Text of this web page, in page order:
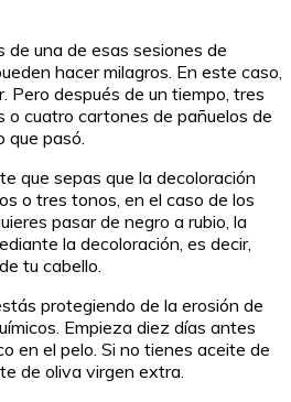
de una de esas sesiones de
hacer milagros. En este caso,
Pero después de un tiempo, tres
cuatro cartones de pañuelos de
que pasó.
que sepas que la decoloración
o tres tonos, en el caso de los
pasar de negro a rubio, la
la decoloración, es decir,
tu cabello.
protegiendo de la erosión de
Empieza diez días antes
en el pelo. Si no tienes aceite de
de oliva virgen extra.